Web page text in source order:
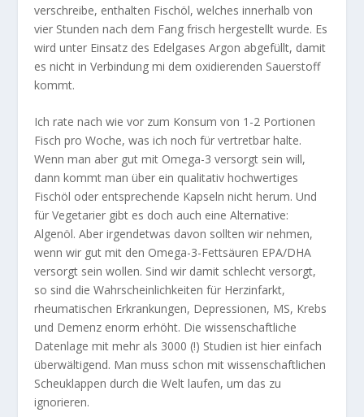
verschreibe, enthalten Fischöl, welches innerhalb von
vier Stunden nach dem Fang frisch hergestellt wurde. Es
wird unter Einsatz des Edelgases Argon abgefüllt, damit
es nicht in Verbindung mi dem oxidierenden Sauerstoff
kommt.
Ich rate nach wie vor zum Konsum von 1-2 Portionen
Fisch pro Woche, was ich noch für vertretbar halte.
Wenn man aber gut mit Omega-3 versorgt sein will,
dann kommt man über ein qualitativ hochwertiges
Fischöl oder entsprechende Kapseln nicht herum. Und
für Vegetarier gibt es doch auch eine Alternative:
Algenöl. Aber irgendetwas davon sollten wir nehmen,
wenn wir gut mit den Omega-3-Fettsäuren EPA/DHA
versorgt sein wollen. Sind wir damit schlecht versorgt,
so sind die Wahrscheinlichkeiten für Herzinfarkt,
rheumatischen Erkrankungen, Depressionen, MS, Krebs
und Demenz enorm erhöht. Die wissenschaftliche
Datenlage mit mehr als 3000 (!) Studien ist hier einfach
überwältigend. Man muss schon mit wissenschaftlichen
Scheuklappen durch die Welt laufen, um das zu
ignorieren.